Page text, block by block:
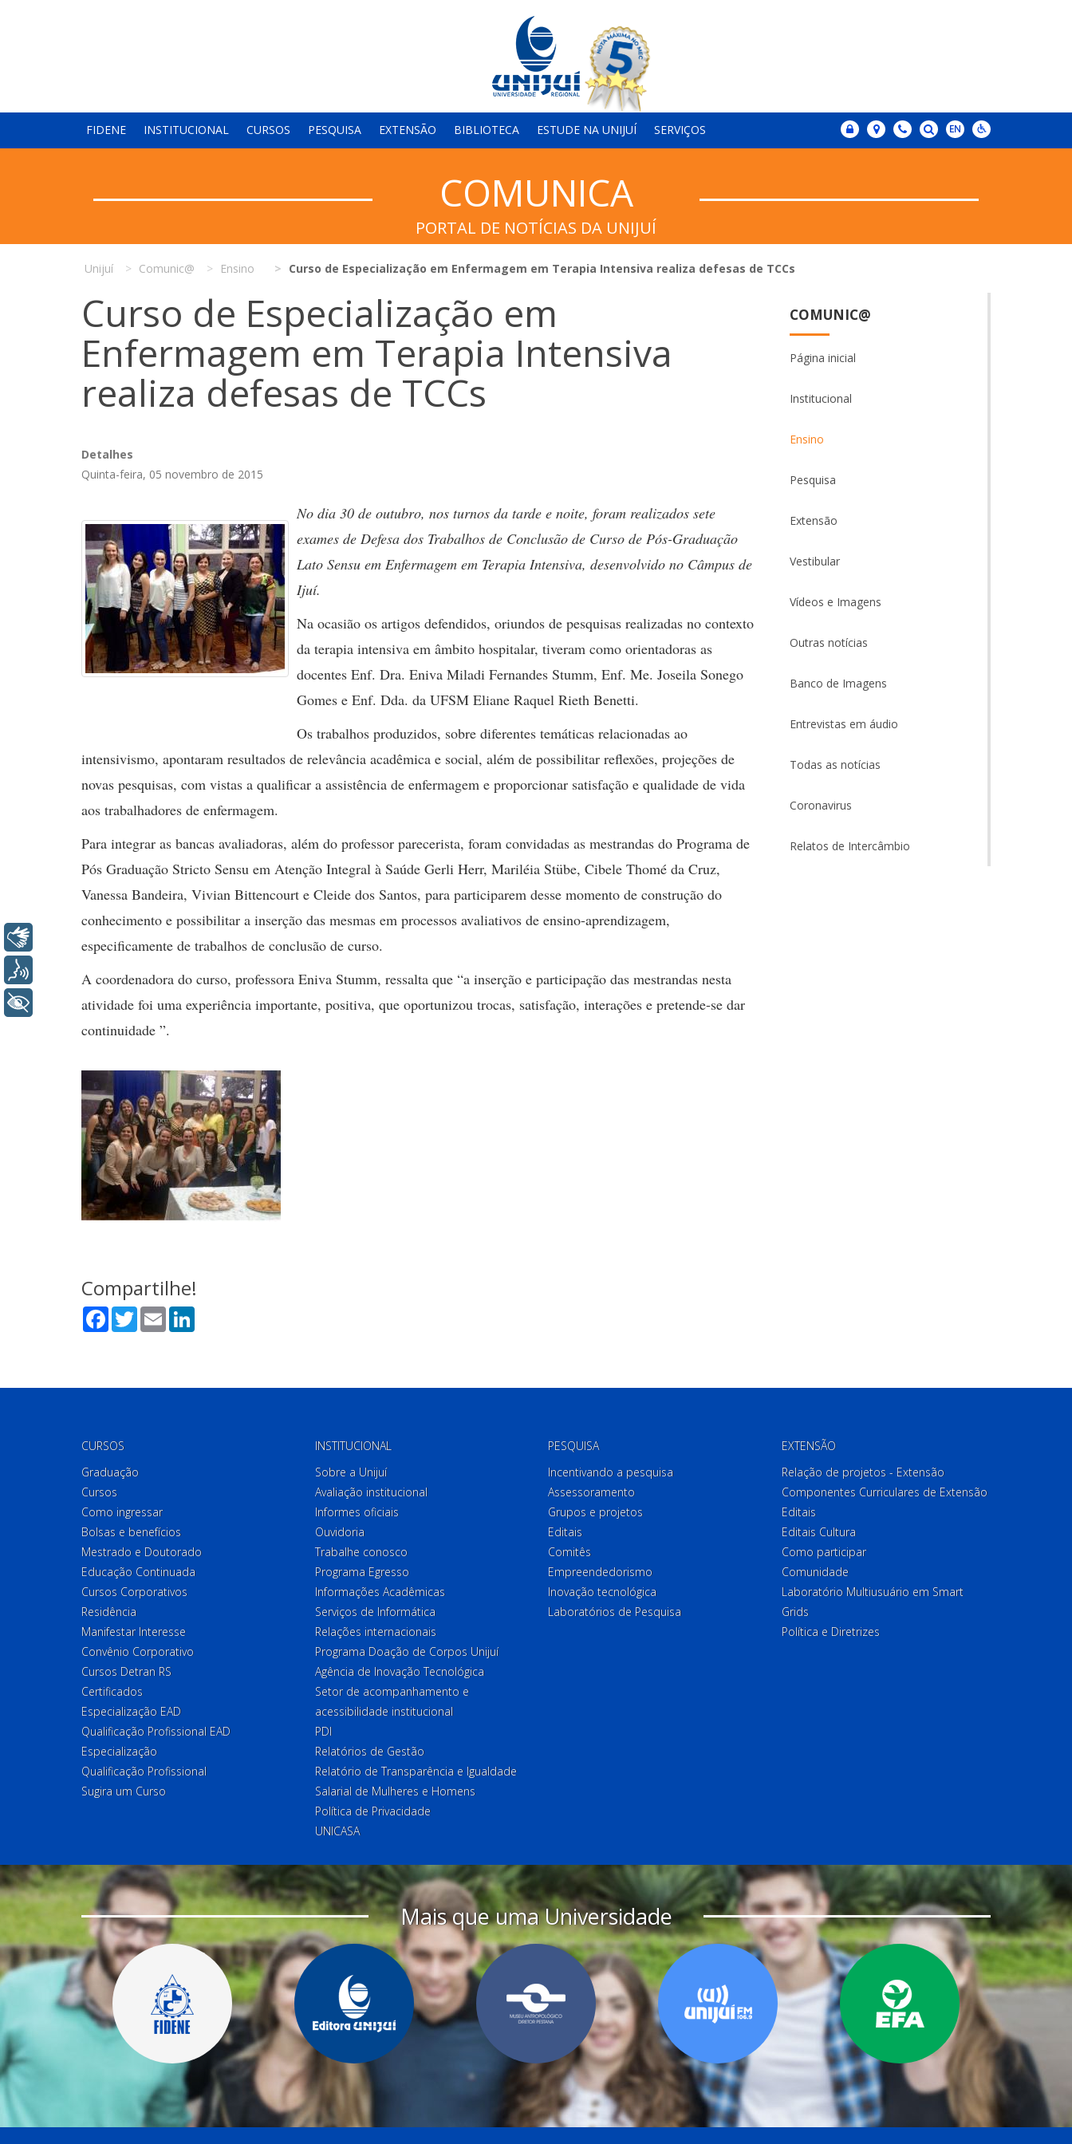
FIDENE INSTITUCIONAL CURSOS PESQUISA EXTENSÃO BIBLIOTECA ESTUDE NA UNIJUÍ SERVIÇOS
COMUNICA
PORTAL DE NOTÍCIAS DA UNIJUÍ
Unijuí Comunic@ Ensino Curso de Especialização em Enfermagem em Terapia Intensiva realiza defesas de TCCs
Curso de Especialização em
Enfermagem em Terapia Intensiva
realiza defesas de TCCs
Detalhes
Quinta-feira, 05 novembro de 2015
No dia 30 de outubro, nos turnos da tarde e noite, foram realizados sete
exames de Defesa dos Trabalhos de Conclusão de Curso de Pós-Graduação
Lato Sensu em Enfermagem em Terapia Intensiva, desenvolvido no Câmpus de
Ijuí.
Na ocasião os artigos defendidos, oriundos de pesquisas realizadas no contexto
da terapia intensiva em âmbito hospitalar, tiveram como orientadoras as
docentes Enf. Dra. Eniva Miladi Fernandes Stumm, Enf. Me. Joseila Sonego
Gomes e Enf. Dda. da UFSM Eliane Raquel Rieth Benetti.
Os trabalhos produzidos, sobre diferentes temáticas relacionadas ao
intensivismo, apontaram resultados de relevância acadêmica e social, além de possibilitar reflexões, projeções de
novas pesquisas, com vistas a qualificar a assistência de enfermagem e proporcionar satisfação e qualidade de vida
aos trabalhadores de enfermagem.
Para integrar as bancas avaliadoras, além do professor parecerista, foram convidadas as mestrandas do Programa de
Pós Graduação Stricto Sensu em Atenção Integral à Saúde Gerli Herr, Mariléia Stübe, Cibele Thomé da Cruz,
Vanessa Bandeira, Vivian Bittencourt e Cleide dos Santos, para participarem desse momento de construção do
conhecimento e possibilitar a inserção das mesmas em processos avaliativos de ensino-aprendizagem,
especificamente de trabalhos de conclusão de curso.
A coordenadora do curso, professora Eniva Stumm, ressalta que “a inserção e participação das mestrandas nesta
atividade foi uma experiência importante, positiva, que oportunizou trocas, satisfação, interações e pretende-se dar
continuidade ”.
Compartilhe!
Facebook
TwitterEmail
COMUNIC@
Página inicial
Institucional
Ensino
Pesquisa
Extensão
Vestibular
Vídeos e Imagens
Outras notícias
Banco de Imagens
Entrevistas em áudio
Todas as notícias
Coronavirus
Relatos de Intercâmbio
CURSOS
Graduação
Cursos
Como ingressar
Bolsas e benefícios
Mestrado e Doutorado
Educação Continuada
Cursos Corporativos
Residência
Manifestar Interesse
Convênio Corporativo
Cursos Detran RS
Certificados
Especialização EAD
Qualificação Profissional EAD
Especialização
Qualificação Profissional
Sugira um Curso
INSTITUCIONAL
Sobre a Unijuí
Avaliação institucional
Informes oficiais
Ouvidoria
Trabalhe conosco
Programa Egresso
Informações Acadêmicas
Serviços de Informática
Relações internacionais
Programa Doação de Corpos Unijuí
Agência de Inovação Tecnológica
Setor de acompanhamento e
acessibilidade institucional
PDI
Relatórios de Gestão
Relatório de Transparência e Igualdade
Salarial de Mulheres e Homens
Política de Privacidade
UNICASA
PESQUISA
Incentivando a pesquisa
Assessoramento
Grupos e projetos
Editais
Comitês
Empreendedorismo
Inovação tecnológica
Laboratórios de Pesquisa
EXTENSÃO
Relação de projetos - Extensão
Componentes Curriculares de Extensão
Editais
Editais Cultura
Como participar
Comunidade
Laboratório Multiusuário em Smart
Grids
Política e Diretrizes
Mais que uma Universidade
+ Acessibilidade